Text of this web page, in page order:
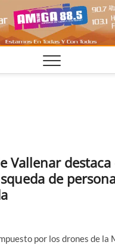
Vallenar
de
por los drones de la